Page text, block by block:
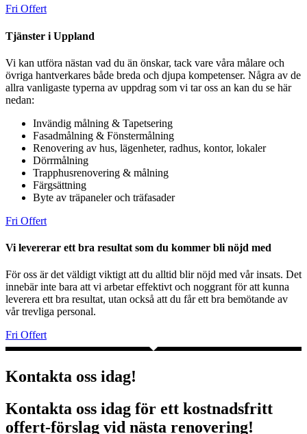
Fri Offert
Tjänster i Uppland
Vi kan utföra nästan vad du än önskar, tack vare våra målare och
övriga hantverkares både breda och djupa kompetenser. Några av de
allra vanligaste typerna av uppdrag som vi tar oss an kan du se här
nedan:
Invändig målning & Tapetsering
Fasadmålning & Fönstermålning
Renovering av hus, lägenheter, radhus, kontor, lokaler
Dörrmålning
Trapphusrenovering & målning
Färgsättning
Byte av träpaneler och träfasader
Fri Offert
Vi levererar ett bra resultat som du kommer bli nöjd med
För oss är det väldigt viktigt att du alltid blir nöjd med vår insats. Det
innebär inte bara att vi arbetar effektivt och noggrant för att kunna
leverera ett bra resultat, utan också att du får ett bra bemötande av
vår trevliga personal.
Fri Offert
Kontakta oss idag!
Kontakta oss idag för ett kostnadsfritt
offert-förslag vid nästa renovering!